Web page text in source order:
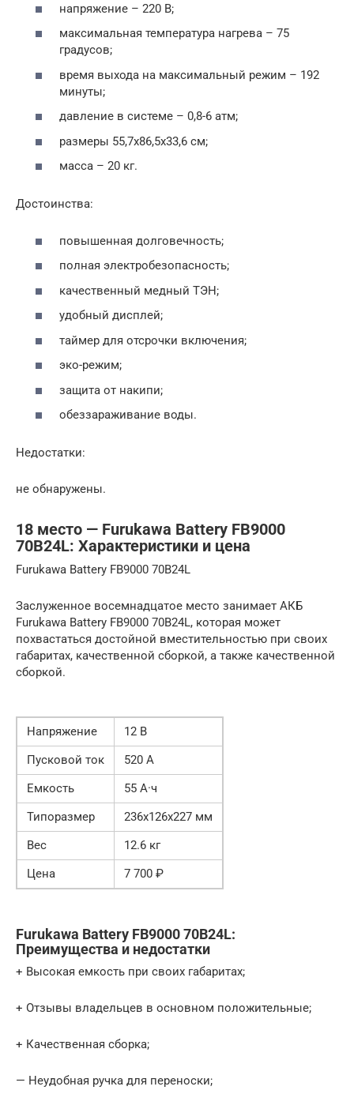
напряжение – 220 В;
максимальная температура нагрева – 75
градусов;
время выхода на максимальный режим – 192
минуты;
давление в системе – 0,8-6 атм;
размеры 55,7х86,5х33,6 см;
масса – 20 кг.
Достоинства:
повышенная долговечность;
полная электробезопасность;
качественный медный ТЭН;
удобный дисплей;
таймер для отсрочки включения;
эко-режим;
защита от накипи;
обеззараживание воды.
Недостатки:
не обнаружены.
18 место — Furukawa Battery FB9000
70B24L: Характеристики и цена
Furukawa Battery FB9000 70B24L
Заслуженное восемнадцатое место занимает АКБ
Furukawa Battery FB9000 70B24L, которая может
похвастаться достойной вместительностью при своих
габаритах, качественной сборкой, а также качественной
сборкой.
Напряжение
12 В
Пусковой ток
520 А
Емкость
55 А·ч
Типоразмер
236x126x227 мм
Вес
12.6 кг
Цена
7 700 ₽
Furukawa Battery FB9000 70B24L:
Преимущества и недостатки
+ Высокая емкость при своих габаритах;
+ Отзывы владельцев в основном положительные;
+ Качественная сборка;
— Неудобная ручка для переноски;